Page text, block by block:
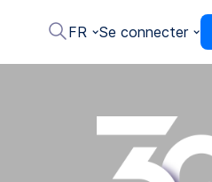
FR Se connecter